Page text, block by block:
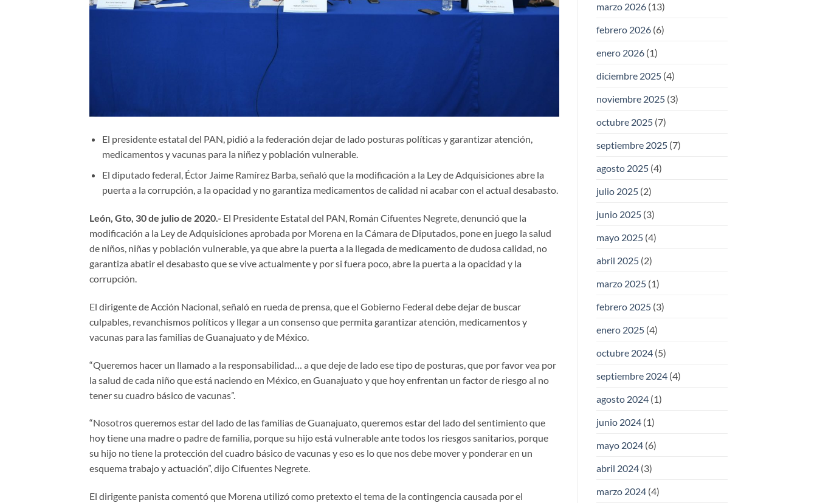
El presidente estatal del PAN, pidió a la federación dejar de lado posturas políticas y garantizar atención,
medicamentos y vacunas para la niñez y población vulnerable.
El diputado federal, Éctor Jaime Ramírez Barba, señaló que la modificación a la Ley de Adquisiciones abre la
puerta a la corrupción, a la opacidad y no garantiza medicamentos de calidad ni acabar con el actual desabasto.
León, Gto, 30 de julio de 2020.- El Presidente Estatal del PAN, Román Cifuentes Negrete, denunció que la
modificación a la Ley de Adquisiciones aprobada por Morena en la Cámara de Diputados, pone en juego la salud
de niños, niñas y población vulnerable, ya que abre la puerta a la llegada de medicamento de dudosa calidad, no
garantiza abatir el desabasto que se vive actualmente y por si fuera poco, abre la puerta a la opacidad y la
corrupción.
El dirigente de Acción Nacional, señaló en rueda de prensa, que el Gobierno Federal debe dejar de buscar
culpables, revanchismos políticos y llegar a un consenso que permita garantizar atención, medicamentos y
vacunas para las familias de Guanajuato y de México.
“Queremos hacer un llamado a la responsabilidad… a que deje de lado ese tipo de posturas, que por favor vea por
la salud de cada niño que está naciendo en México, en Guanajuato y que hoy enfrentan un factor de riesgo al no
tener su cuadro básico de vacunas”.
“Nosotros queremos estar del lado de las familias de Guanajuato, queremos estar del lado del sentimiento que
hoy tiene una madre o padre de familia, porque su hijo está vulnerable ante todos los riesgos sanitarios, porque
su hijo no tiene la protección del cuadro básico de vacunas y eso es lo que nos debe mover y ponderar en un
esquema trabajo y actuación”, dijo Cifuentes Negrete.
El dirigente panista comentó que Morena utilizó como pretexto el tema de la contingencia causada por el
marzo 2026(13)
febrero 2026(6)
enero 2026(1)
diciembre 2025(4)
noviembre 2025(3)
octubre 2025(7)
septiembre 2025(7)
agosto 2025(4)
julio 2025(2)
junio 2025(3)
mayo 2025(4)
abril 2025(2)
marzo 2025(1)
febrero 2025(3)
enero 2025(4)
octubre 2024(5)
septiembre 2024(4)
agosto 2024(1)
junio 2024(1)
mayo 2024(6)
abril 2024(3)
marzo 2024(4)